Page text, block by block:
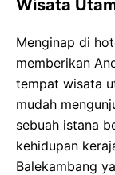
Wisata
Menginap di
memberikan
tempat wisata
mudah
sebuah istana
kehidupan
Balekambang